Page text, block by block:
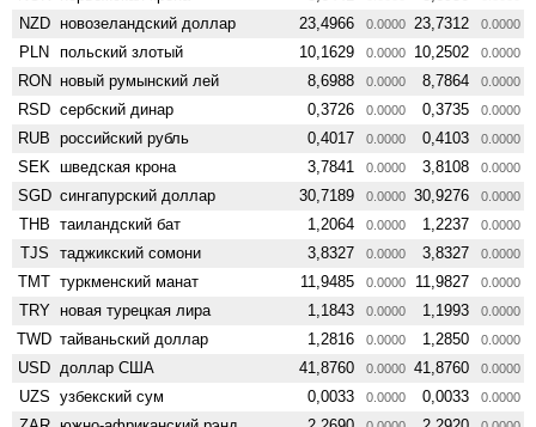
NZD ново­зеландский доллар 23,4966 0.0000 23,7312 0.0000
PLN польский злотый 10,1629 0.0000 10,2502 0.0000
RON новый румынский лей 8,6988 0.0000 8,7864 0.0000
RSD сербский динар 0,3726 0.0000 0,3735 0.0000
RUB российский рубль 0,4017 0.0000 0,4103 0.0000
SEK шведская крона 3,7841 0.0000 3,8108 0.0000
SGD сингапурский доллар 30,7189 0.0000 30,9276 0.0000
THB таиландский бат 1,2064 0.0000 1,2237 0.0000
TJS таджикский сомони 3,8327 0.0000 3,8327 0.0000
TMT туркменский манат 11,9485 0.0000 11,9827 0.0000
TRY новая турецкая лира 1,1843 0.0000 1,1993 0.0000
TWD тайваньский доллар 1,2816 0.0000 1,2850 0.0000
USD доллар США 41,8760 0.0000 41,8760 0.0000
UZS узбекский сум 0,0033 0.0000 0,0033 0.0000